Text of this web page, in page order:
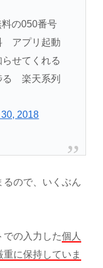
料の050番号
アプリ起動
せてくれる
る 楽天系列
2018
るので、いくぶん
での入力した個人
に保持していま